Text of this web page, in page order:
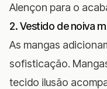
Alençon para o
2. Vestido de noiva
As mangas
sofisticação.
tecido ilusão